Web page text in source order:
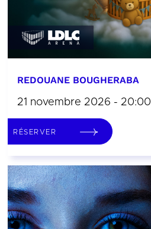
REDOUANE BOUGHERABA
21 novembre 2026 - 20:00
RÉSERVER